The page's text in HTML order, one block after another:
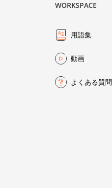
WORKSPACE
用語集
動画
よくある質問